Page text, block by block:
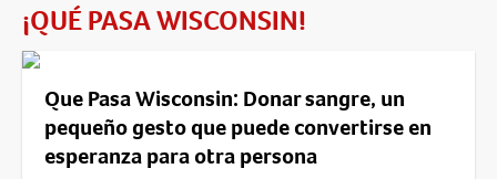
¡QUÉ PASA WISCONSIN!
Que Pasa Wisconsin: Donar sangre, un
pequeño gesto que puede convertirse en
esperanza para otra persona